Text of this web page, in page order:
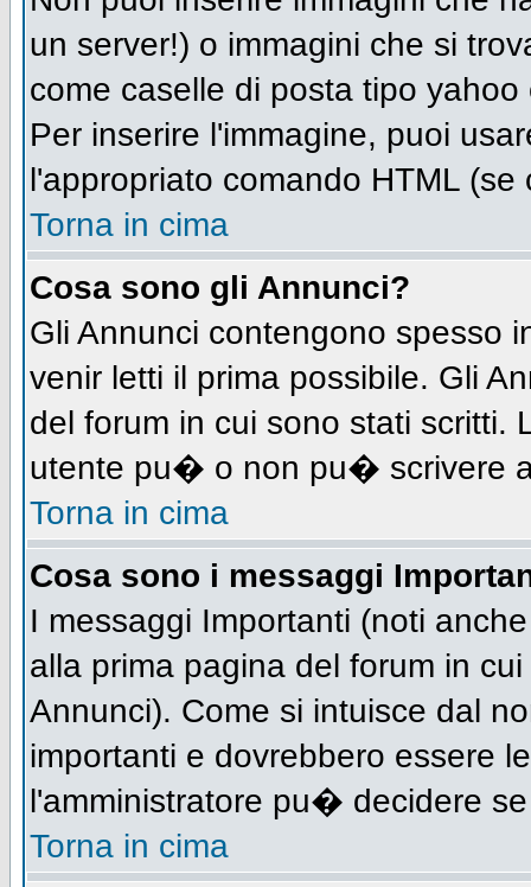
un server!) o immagini che si
come caselle di posta tipo
Per inserire l'immagine, puoi
l'appropriato comando HTML (se
Torna in cima
Cosa sono gli Annunci?
Gli Annunci contengono spesso
venir letti il prima possibile. Gli
del forum in cui sono stati
utente pu� o non pu� scrivere
Torna in cima
Cosa sono i messaggi
I messaggi Importanti (noti
alla prima pagina del forum in
Annunci). Come si intuisce dal
importanti e dovrebbero essere
l'amministratore pu� decidere
Torna in cima